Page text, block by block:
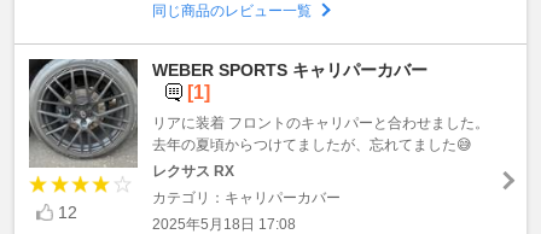
同じ商品のレビュー一覧
12
WEBER SPORTS キャリパーカバー
[1]
リアに装着 フロントのキャリパーと合わせました。
去年の夏頃からつけてましたが、忘れてました😅
レクサス RX
カテゴリ：キャリパーカバー
2025年5月18日 17:08